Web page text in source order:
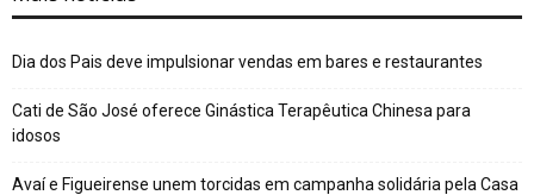
Dia dos Pais deve impulsionar vendas em bares e restaurantes
Cati de São José oferece Ginástica Terapêutica Chinesa para
idosos
Avaí e Figueirense unem torcidas em campanha solidária pela Casa